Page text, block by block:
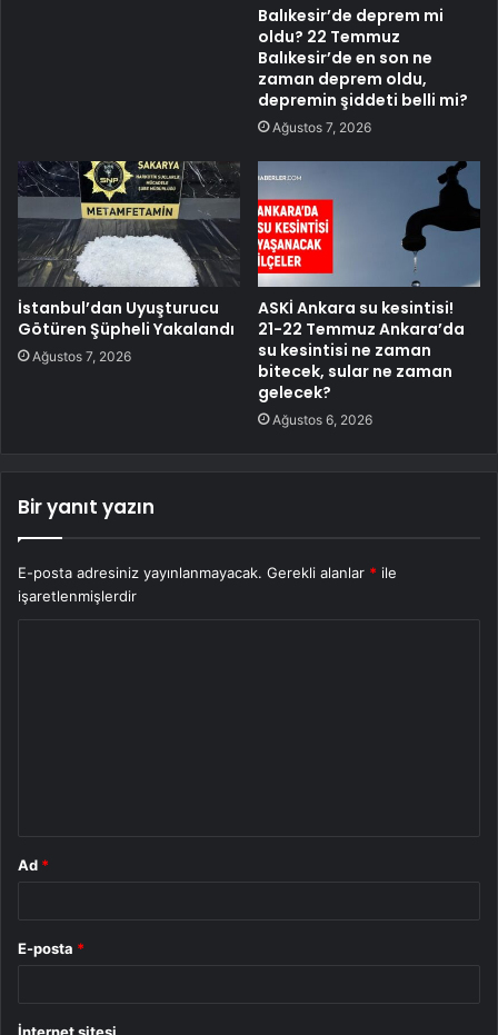
Balıkesir’de deprem mi
oldu? 22 Temmuz
Balıkesir’de en son ne
zaman deprem oldu,
depremin şiddeti belli mi?
Ağustos 7, 2026
İstanbul’dan Uyuşturucu
Götüren Şüpheli Yakalandı
Ağustos 7, 2026
ASKİ Ankara su kesintisi!
21-22 Temmuz Ankara’da
su kesintisi ne zaman
bitecek, sular ne zaman
gelecek?
Ağustos 6, 2026
Bir yanıt yazın
E-posta adresiniz yayınlanmayacak. Gerekli alanlar * ile
işaretlenmişlerdir
Ad *
E-posta *